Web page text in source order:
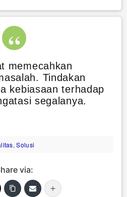
memecahkan
Tindakan
kebiasaan terhadap
segalanya.
,Solusi
via: